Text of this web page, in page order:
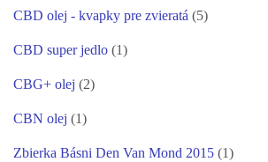
CBD olej - kvapky pre zvieratá (5)
CBD super jedlo (1)
CBG+ olej (2)
CBN olej (1)
Zbierka Básni Den Van Mond 2015 (1)